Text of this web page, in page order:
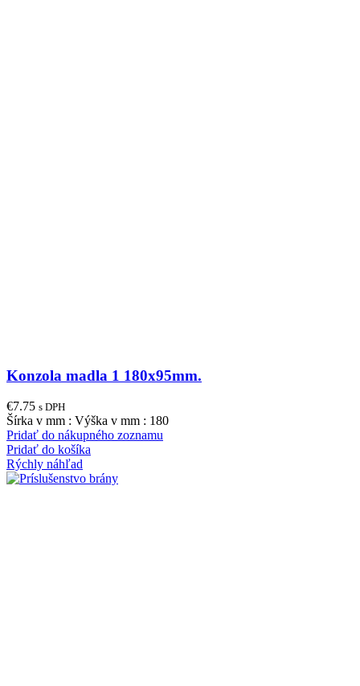
Konzola madla 1 180x95mm.
€7.75 s DPH
Šírka v mm : Výška v mm : 180
Pridať do nákupného zoznamu
Pridať do košíka
Rýchly náhľad